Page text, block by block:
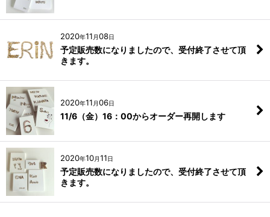
2020年11 月08日
予定販売数になりましたので、受付終了させて頂
きます。
2020年11 月06日
11/6（金）16：00からオーダー再開します
2020年10月11日
予定販売数になりましたので、受付終了させて頂
きます。